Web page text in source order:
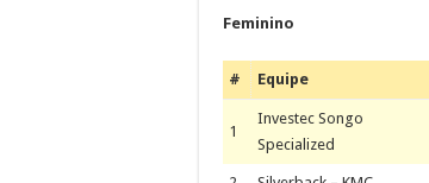
Feminino
# Equipe
1
Investec Songo
Specialized